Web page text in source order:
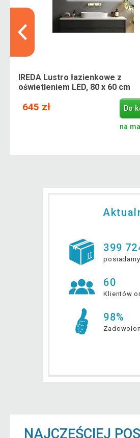
IREDA Lustro łazienkowe z
oświetleniem LED, 80 x 60 cm
645 zł Do
na
399
60
Klientów
98%
NAJCZĘŚCIEJ